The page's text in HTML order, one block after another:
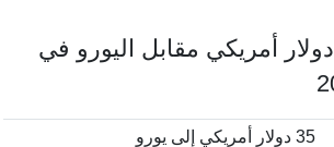
كم يساوي 35 دولار أمريكي مقابل اليورو في
35 دولار أمريكي إلى يورو